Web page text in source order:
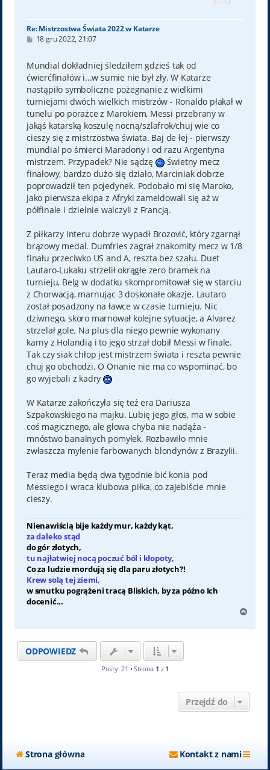
Re: Mistrzostwa Świata 2022 w Katarze
P
t
18 gru 2022, 21:07
Mundial dokładniej śledziłem gdzieś tak od
ćwierćfinałów i...w sumie nie był zły. W Katarze
nastąpiło symboliczne pożegnanie z wielkimi
turniejami dwóch wielkich mistrzów - Ronaldo płakał w
tunelu po porażce z Marokiem, Messi przebrany w
jakąś katarską koszulę nocną/szlafrok/chuj wie co
cieszy się z mistrzostwa świata. Baj de łej - pierwszy
mundial po śmierci Maradony i od razu Argentyna
mistrzem. Przypadek? Nie sądzę
Świetny mecz
finałowy, bardzo dużo się działo, Marciniak dobrze
poprowadził ten pojedynek. Podobało mi się Maroko,
jako pierwsza ekipa z Afryki zameldowali się aż w
półfinale i dzielnie walczyli z Francją.
Z piłkarzy Interu dobrze wypadł Brozović, który zgarnął
brązowy medal. Dumfries zagrał znakomity mecz w 1/8
finału przeciwko US and A, reszta bez szału. Duet
Lautaro-Lukaku strzelił okrągłe zero bramek na
turnieju, Belg w dodatku skompromitował się w starciu
z Chorwacją, marnując 3 doskonałe okazje. Lautaro
został posadzony na ławce w czasie turnieju. Nic
dziwnego, skoro marnował kolejne sytuacje, a Alvarez
strzelał gole. Na plus dla niego pewnie wykonany
karny z Holandią i to jego strzał dobił Messi w finale.
Tak czy siak chłop jest mistrzem świata i reszta pewnie
chuj go obchodzi. O Onanie nie ma co wspominać, bo
go wyjebali z kadry
W Katarze zakończyła się też era Dariusza
Szpakowskiego na majku. Lubię jego głos, ma w sobie
coś magicznego, ale głowa chyba nie nadąża -
mnóstwo banalnych pomyłek. Rozbawiło mnie
zwłaszcza mylenie farbowanych blondynów z Brazylii.
Teraz media będą dwa tygodnie bić konia pod
Messiego i wraca klubowa piłka, co zajebiście mnie
cieszy.
Nienawiścią bije każdy mur, każdy kąt,
za daleko stąd
do gór złotych,
tu najłatwiej nocą poczuć ból i kłopoty,
Co za ludzie mordują się dla paru złotych?!
Krew solą tej ziemi,
w smutku pogrążeni tracą Bliskich, by za późno Ich
docenić...
g
ODPOWIEDZ
Posty: 21 • Strona 1 z 1
Przejdź do
Strona główna Kontakt z nami